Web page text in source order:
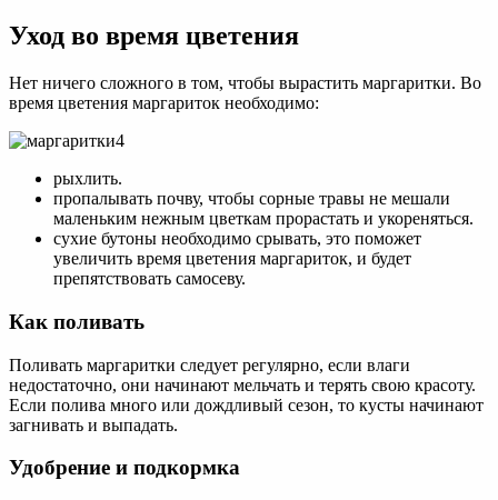
Уход во время цветения
Нет ничего сложного в том, чтобы вырастить маргаритки. Во
время цветения маргариток необходимо:
рыхлить.
пропалывать почву, чтобы сорные травы не мешали
маленьким нежным цветкам прорастать и укореняться.
сухие бутоны необходимо срывать, это поможет
увеличить время цветения маргариток, и будет
препятствовать самосеву.
Как поливать
Поливать маргаритки следует регулярно, если влаги
недостаточно, они начинают мельчать и терять свою красоту.
Если полива много или дождливый сезон, то кусты начинают
загнивать и выпадать.
Удобрение и подкормка